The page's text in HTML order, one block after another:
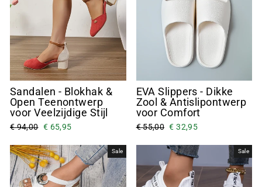
Sandalen - Blokhak &
Open Teenontwerp
voor Veelzijdige Stijl
€ 94,00 € 65,95
EVA Slippers - Dikke
Zool & Antislipontwerp
voor Comfort
€ 55,00 € 32,95
Sale Sale